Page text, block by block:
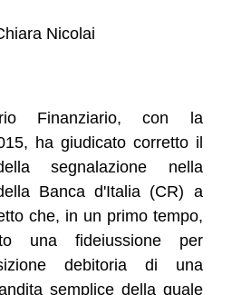
Nicolai
Finanziario, con la
ha giudicato corretto il
segnalazione nella
Banca d'Italia (CR) a
che, in un primo tempo,
una fideiussione per
debitoria di una
semplice della quale